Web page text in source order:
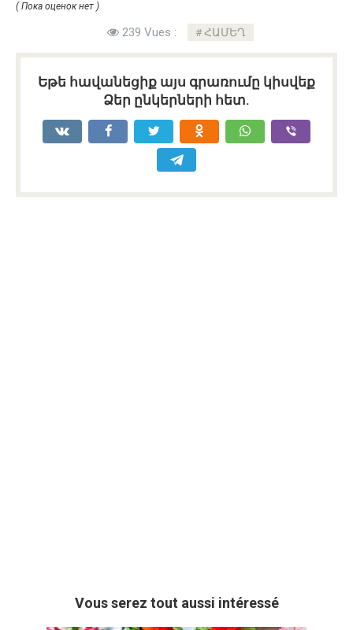
( Пока оценок нет )
239 Vues : ՀԱՄԵՂ
Եթե հավանեցիք այս գրառումը կիսվեք
Ձեր ընկերների հետ.
Vous serez tout aussi intéressé